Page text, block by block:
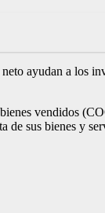
ayudan a los
bienes vendidos
de sus bienes y